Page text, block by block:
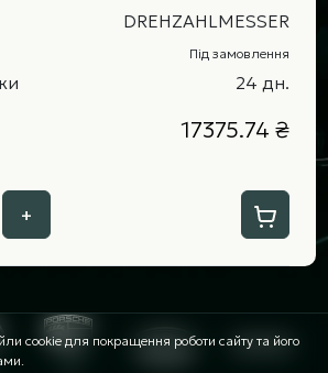
DREHZAHLMESSER
Під замовлення
24 дн.
17375.74 ₴
+
cookie для покращення роботи сайту та його